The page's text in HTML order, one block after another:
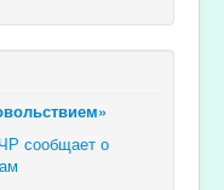
сообщает о